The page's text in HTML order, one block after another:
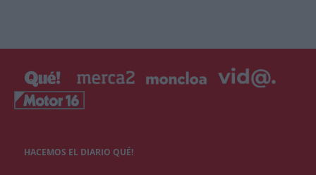
HACEMOS EL DIARIO QUÉ!